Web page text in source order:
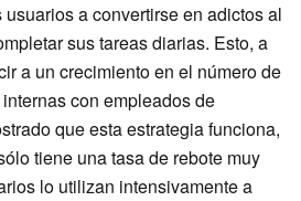
a convertirse en adictos al
sus tareas diarias. Esto, a
a un crecimiento en el número de
con empleados de
que esta estrategia funciona,
tiene una tasa de rebote muy
lo utilizan intensivamente a